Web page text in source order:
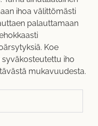
ihoa välittömästi
palauttamaan
Koe
iho
mukavuudesta.